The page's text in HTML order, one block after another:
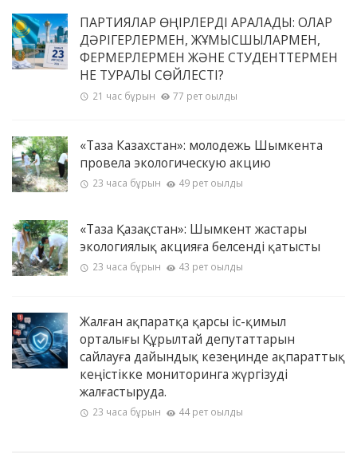
ПАРТИЯЛАР ӨҢІРЛЕРДІ АРАЛАДЫ: ОЛАР
ДӘРІГЕРЛЕРМЕН, ЖҰМЫСШЫЛАРМЕН,
ФЕРМЕРЛЕРМЕН ЖӘНЕ СТУДЕНТТЕРМЕН
НЕ ТУРАЛЫ СӨЙЛЕСТІ?
21 час бұрын 77 рет оқылды
«Таза Казахстан»: молодежь Шымкента
провела экологическую акцию
23 часа бұрын 49 рет оқылды
«Таза Қазақстан»: Шымкент жастары
экологиялық акцияға белсенді қатысты
23 часа бұрын 43 рет оқылды
Жалған ақпаратқа қарсы іс-қимыл
орталығы Құрылтай депутаттарын
сайлауға дайындық кезеңинде ақпараттық
кеңістікке мониторинга жүргізуді
жалғастыруда.
23 часа бұрын 44 рет оқылды